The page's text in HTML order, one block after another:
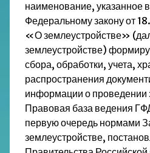
наименование, указанное
Федеральному закону от
«О землеустройстве»
землеустройстве)
сбора, обработки, учета,
распространения
информации о проведении
Правовая база ведения
первую очередь нормами
землеустройстве,